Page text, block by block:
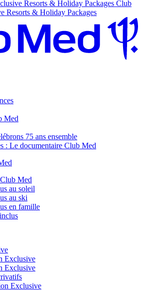
Resorts & Holiday Packages Club
Resorts & Holiday Packages
Med
75 ans ensemble
: Le documentaire Club Med
Med
au soleil
au ski
en famille
Exclusive
Exclusive
Exclusive